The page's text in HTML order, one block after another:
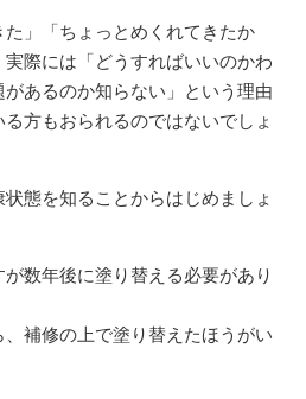
」「ちょっとめくれてきたか
際には「どうすればいいのかわ
あるのか知らない」という理由
方もおられるのではないでしょ
態を知ることからはじめましょ
が数年後に塗り替える必要があり
、補修の上で塗り替えたほうがい